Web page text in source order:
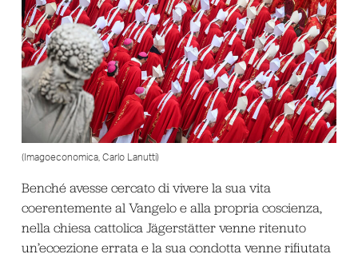
(Imagoeconomica, Carlo Lanutti)
Benché avesse cercato di vivere la sua vita
coerentemente al Vangelo e alla propria coscienza,
nella chiesa cattolica Jägerstätter venne ritenuto
un’eccezione errata e la sua condotta venne rifiutata